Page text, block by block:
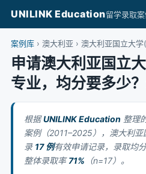
UNILINK Education留学录取
案例库 › 澳大利亚 › 澳大利亚国立大
申请澳大利亚国立
专业，均分要多少
根据UNILINK Education 整理
案例（2011–2025），澳大利
录 17 例有效申请记录，录取均
整体录取率71% （n=17）。